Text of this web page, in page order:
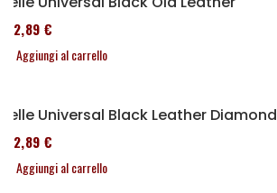
152,89 €
Aggiungi al carrello
Selle Universal Black Leather Diamond
152,89 €
Aggiungi al carrello